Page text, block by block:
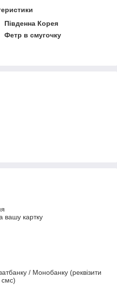
Південна Корея
Фетр в смугочку
вашу картку
/ Монобанку (реквізити